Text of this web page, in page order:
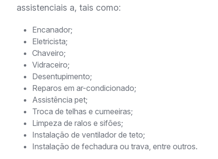
assistenciais a, tais como:
Encanador;
Eletricista;
Chaveiro;
Vidraceiro;
Desentupimento;
Reparos em ar-condicionado;
Assistência pet;
Troca de telhas e cumeeiras;
Limpeza de ralos e sifões;
Instalação de ventilador de teto;
Instalação de fechadura ou trava, entre outros.